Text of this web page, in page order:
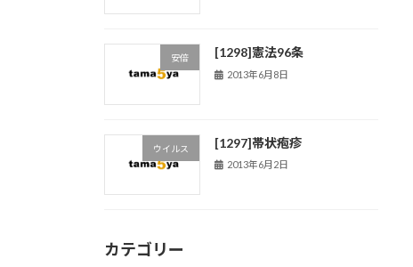
安倍 [1298]憲法96条
2013年6月8日
ウイルス [1297]帯状疱疹
2013年6月2日
カテゴリー